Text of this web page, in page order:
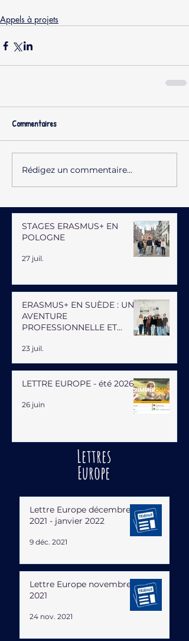
Appels à projets
Commentaires
Rédigez un commentaire...
STAGES ERASMUS+ EN
POLOGNE
27 juil.
ERASMUS+ EN SUÈDE : UNE
AVENTURE
PROFESSIONNELLE ET
23 juil.
LETTRE EUROPE - été 2026
26 juin
Lettres
Europe
Lettre Europe décembre
2021 - janvier 2022
9 déc. 2021
Lettre Europe novembre
2021
24 nov. 2021